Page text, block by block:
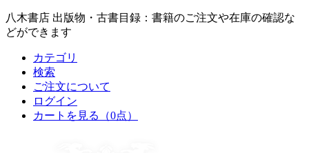
八木書店 出版物・古書目録：書籍のご注文や在庫の確認な
どができます
カテゴリ
検索
ご注文について
ログイン
カートを見る
（0点）